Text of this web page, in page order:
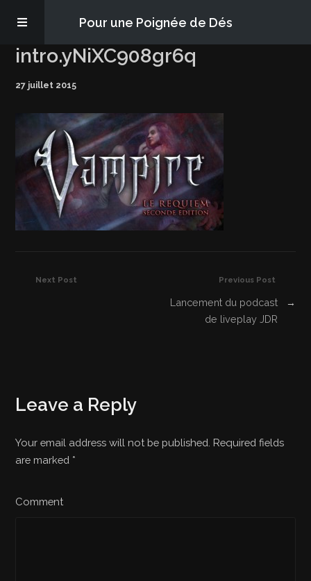
Pour une Poignée de Dés
Les épisodes
S’abonner
Blog
intro.yNiXC908gr6q
27 juillet 2015
Previous Post
Lancement du podcast
de liveplay JDR
→
Next Post
Leave a Reply
Your email address will not be published. Required fields
are marked *
Comment